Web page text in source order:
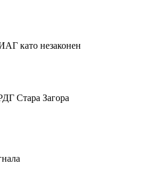
като незаконен
Стара Загора